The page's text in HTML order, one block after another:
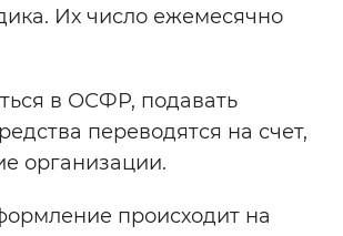
Повторить
Их число ежемесячно
в ОСФР, подавать
переводятся на счет,
организации.
происходит на